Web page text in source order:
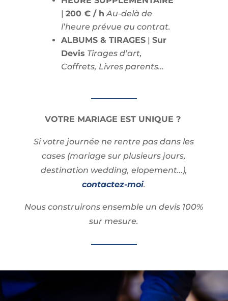
200 € / h Au-delà de
l’heure prévue au contrat.
ALBUMS & TIRAGES| Sur
Devis Tirages d’art,
Coffrets, Livres parents…
VOTRE MARIAGE EST UNIQUE ?
Si votre journée ne rentre pas dans les
cases (mariage sur plusieurs jours,
destination wedding, elopement…),
contactez-moi.
Nous construirons ensemble un devis 100%
sur mesure.